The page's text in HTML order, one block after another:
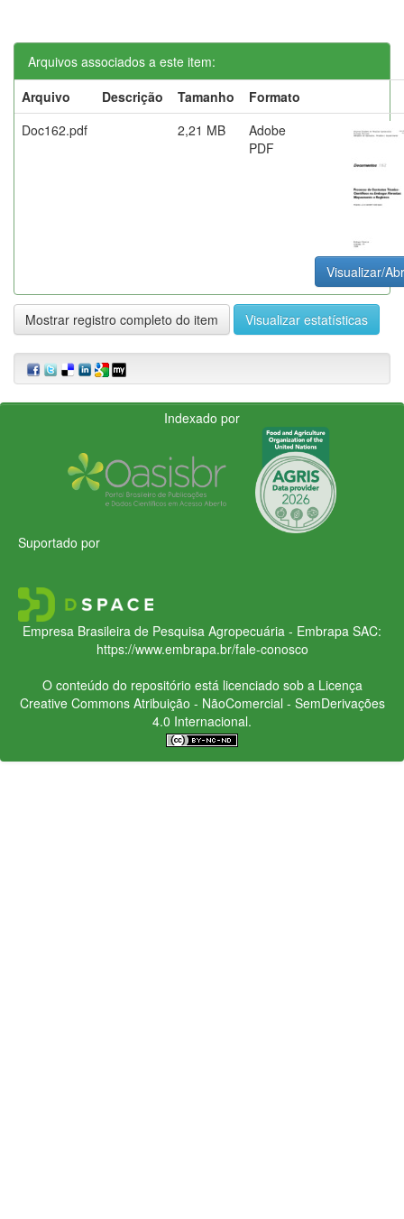
Arquivos associados a este item:
Arquivo
Descrição Tamanho
Formato
Doc162.pdf
2,21 MB
Adobe
PDF
Visualizar/
Mostrar registro completo do item Visualizar estatísticas
Indexado por
Suportado por
Empresa Brasileira de Pesquisa Agropecuária - Embrapa SAC:
https://www.embrapa.br/fale-conosco
O conteúdo do repositório está licenciado sob a Licença
Creative CommonsAtribuição - NãoComercial - SemDerivações
4.0 Internacional.